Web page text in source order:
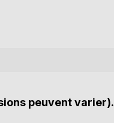
peuvent varier).